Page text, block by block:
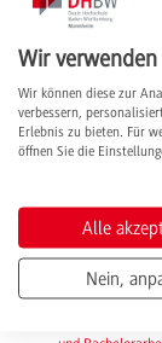
Fakultät Technik
Fakultäten
FAQ in BWL-
Flyer -
DHBW
Flyer IT.S -
Wir verwenden
Wir können diese zur
verbessern,
Erlebnis zu bieten. Für
öffnen Sie die
Alle
Nein,